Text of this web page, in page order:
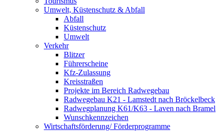
Umwelt, Küstenschutz & Abfall
Abfall
Küstenschutz
Umwelt
Verkehr
Blitzer
Führerscheine
Kfz-Zulassung
Kreisstraßen
Projekte im Bereich Radwegebau
Radwegebau K21 - Lamstedt nach Bröckelbeck
Radwegplanung K61/K63 - Laven nach Bramel
Wunschkennzeichen
Wirtschaftsförderung/ Förderprogramme